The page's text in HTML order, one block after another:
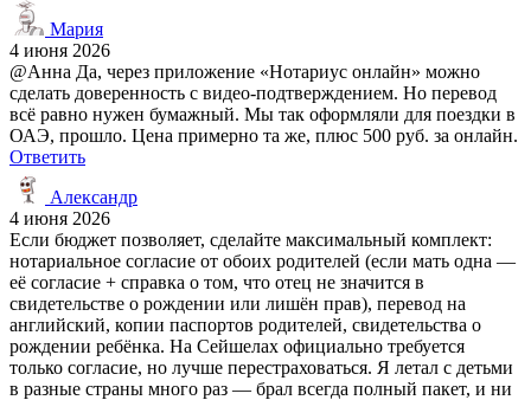
Мария
4 июня 2026
@Анна Да, через приложение «Нотариус онлайн» можно
сделать доверенность с видео-подтверждением. Но перевод
всё равно нужен бумажный. Мы так оформляли для поездки в
ОАЭ, прошло. Цена примерно та же, плюс 500 руб. за онлайн.
Ответить
Александр
4 июня 2026
Если бюджет позволяет, сделайте максимальный комплект:
нотариальное согласие от обоих родителей (если мать одна —
её согласие + справка о том, что отец не значится в
свидетельстве о рождении или лишён прав), перевод на
английский, копии паспортов родителей, свидетельства о
рождении ребёнка. На Сейшелах официально требуется
только согласие, но лучше перестраховаться. Я летал с детьми
в разные страны много раз — брал всегда полный пакет, и ни